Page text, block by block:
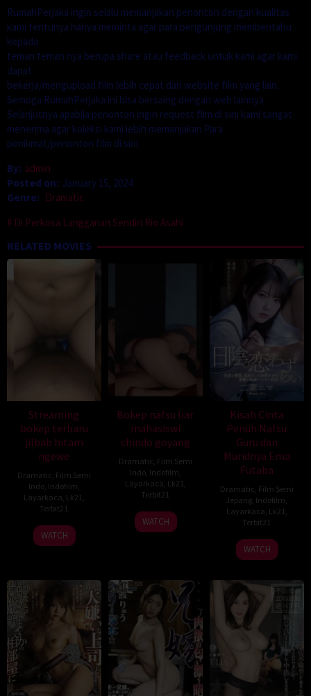
RumahPerjaka ingin selalu memanjakan penonton dengan kualitas
kami tentunya hanya meminta agar para pengunjung memberitahu
kepada
teman teman nya berupa share atau feedback untuk kami agar kami
dapat
bekerja/mengupload film lebih cepat dari website film yang lain.
Semoga RumahPerjaka ini bisa bersaing dengan web lainnya.
Selanjutnya apabila penonton ingin request film di sini kami sangat
menerima agar koleksi kami lebih memanjakan Para
penikmat/penonton film di sini.
By: admin
Posted on: January 15, 2024
Genre: Dramatic
Di Perkosa Langganan Sendiri Rio Asahi
RELATED MOVIES
Streaming
bokep terbaru
jilbab hitam
ngewe
Dramatic Film Semi
Indo, Indofilm
Layarkaca Lk21
Terbit21
WATCH
Bokep nafsu liar
mahasiswi
chindo goyang
Dramatic Film Semi
Indo, Indofilm
Layarkaca Lk21
Terbit21
WATCH
Kisah Cinta
Penuh Nafsu
Guru dan
Muridnya Ema
Futaba
Dramatic Film Semi
Jepang Indofilm
Layarkaca Lk21
Terbit21
WATCH